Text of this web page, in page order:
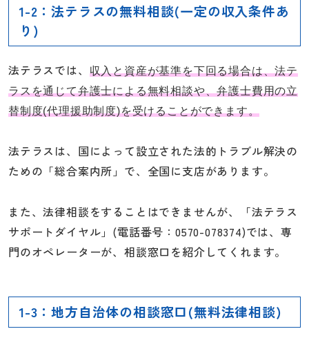
1-2：法テラスの無料相談(一定の収入条件あ
り)
法テラスでは、
収入と資産が基準を下回る場合は、法テ
ラスを通じて弁護士による無料相談や、弁護士費用の立
替制度(代理援助制度)を受けることができます。
法テラスは、国によって設立された法的トラブル解決の
ための「総合案内所」で、全国に支店があります。
また、法律相談をすることはできませんが、「法テラス
サポートダイヤル」(電話番号：0570-078374)では、専
門のオペレーターが、相談窓口を紹介してくれます。
1-3：地方自治体の相談窓口(無料法律相談)